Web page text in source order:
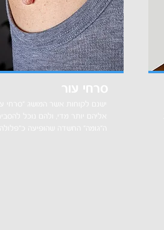
סרחי עור
ישנם לקוחות אשר המושג "סרחי
אליהם יותר מדי, ולהם נוכל
ה"גומה" החשדה שהופיעה כ"פלולה"